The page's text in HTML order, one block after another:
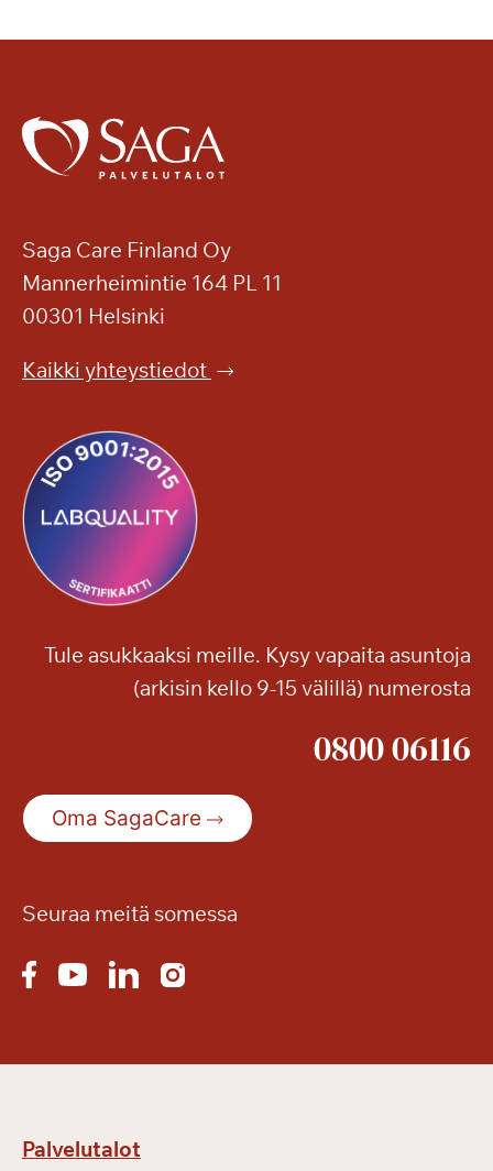
Saga Care Finland Oy
Mannerheimintie 164 PL 11
00301 Helsinki
Kaikki yhteystiedot
Tule asukkaaksi meille. Kysy vapaita asuntoja
(arkisin kello 9-15 välillä) numerosta
0800 06116
Oma SagaCare
Seuraa meitä somessa
Palvelutalot